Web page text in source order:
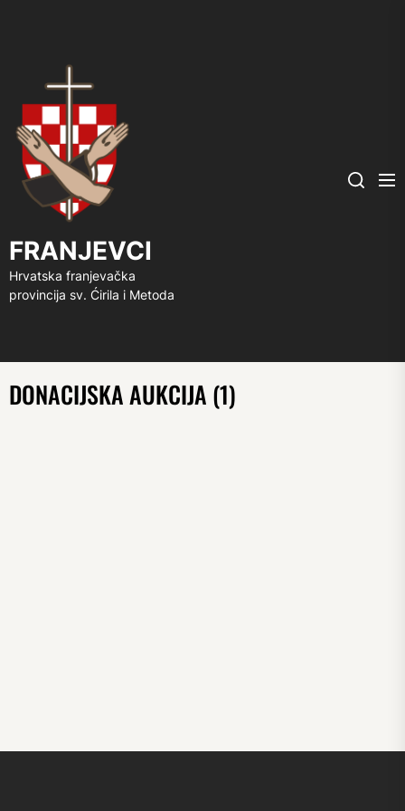
FRANJEVCI
Hrvatska franjevačka
provincija sv. Ćirila i Metoda
Search
DONACIJSKA AUKCIJA (1)